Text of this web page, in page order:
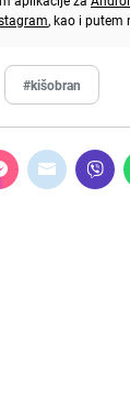
, kao i putem
#kišobran